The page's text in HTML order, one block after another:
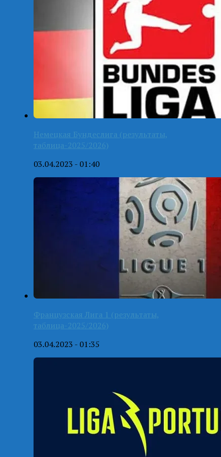
Немецкая Бундеслига (результаты,
таблица-2025/2026)
03.04.2023 - 01:40
Французская Лига 1 (результаты,
таблица-2025/2026)
03.04.2023 - 01:35